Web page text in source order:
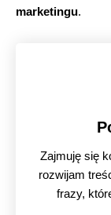
marketingu.
Zajmuję się
rozwijam
frazy,